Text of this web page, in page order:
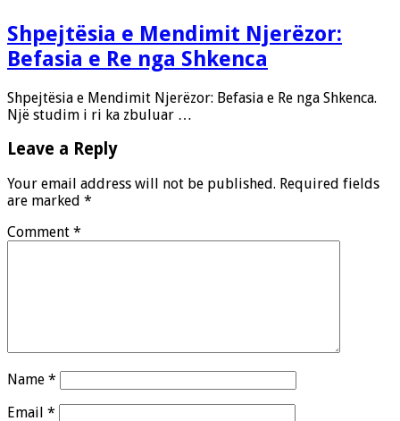
Shpejtësia e Mendimit Njerëzor:
Befasia e Re nga Shkenca
Shpejtësia e Mendimit Njerëzor: Befasia e Re nga Shkenca.
Një studim i ri ka zbuluar …
Leave a Reply
Your email address will not be published. Required fields
are marked *
Comment *
Name *
Email *